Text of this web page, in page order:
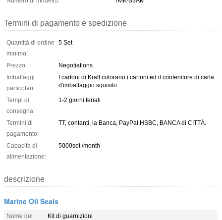
Termini di pagamento e spedizione
Quantità di ordine
minimo:
5 Set
Prezzo:
Negotiations
Imballaggi
particolari:
I cartoni di Kraft colorano i cartoni ed il contenitore di carta
d'imballaggio squisito
Tempi di
consegna:
1-2 giorni feriali
Termini di
pagamento:
TT, contanti, la Banca, PayPal.HSBC, BANCA di CITTÀ.
Capacità di
alimentazione:
5000set /month
descrizione
Marine Oil Seals
Nome del
Kit di guarnizioni